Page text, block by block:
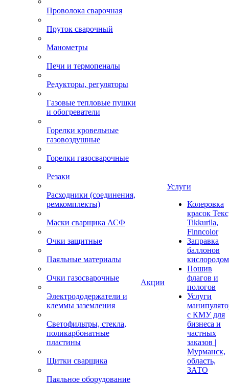
Проволока сварочная
Пруток сварочный
Манометры
Печи и термопеналы
Редукторы, регуляторы
Газовые тепловые пушки
и обогреватели
Горелки кровельные
газовоздушные
Горелки газосварочные
Резаки
Расходники (соединения,
ремкомплекты)
Маски сварщика АСФ
Очки защитные
Паяльные материалы
Очки газосварочные
Электрододержатели и
клеммы заземления
Светофильтры, стекла,
поликарбонатные
пластины
Щитки сварщика
Паяльное оборудование
Акции
Услуги
Колеровка
красок
Tikkurila,
Finncolor
Заправка
баллонов
кислородом
Пошив
флагов и
пологов
Услуги
с КМУ для
бизнеса и
частных
заказов |
Мурманск,
область,
ЗАТО